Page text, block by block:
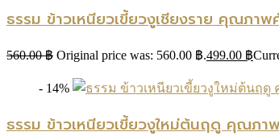
ธรรม ข้าวเหนียวเขี้ยวงูเชียงราย คุณภ
560.00฿ Original price was: 560.00 ฿.499.00 ฿
- 14%
ธรรม ข้าวเหนียวเขี้ยวงูใหม่ต้นฤดู คุณภ